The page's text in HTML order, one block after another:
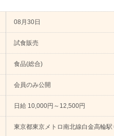
08月30日
試食販売
食品(総合)
会員のみ公開
日給 10,000円～12,500円
東京都東京メトロ南北線白金高輪